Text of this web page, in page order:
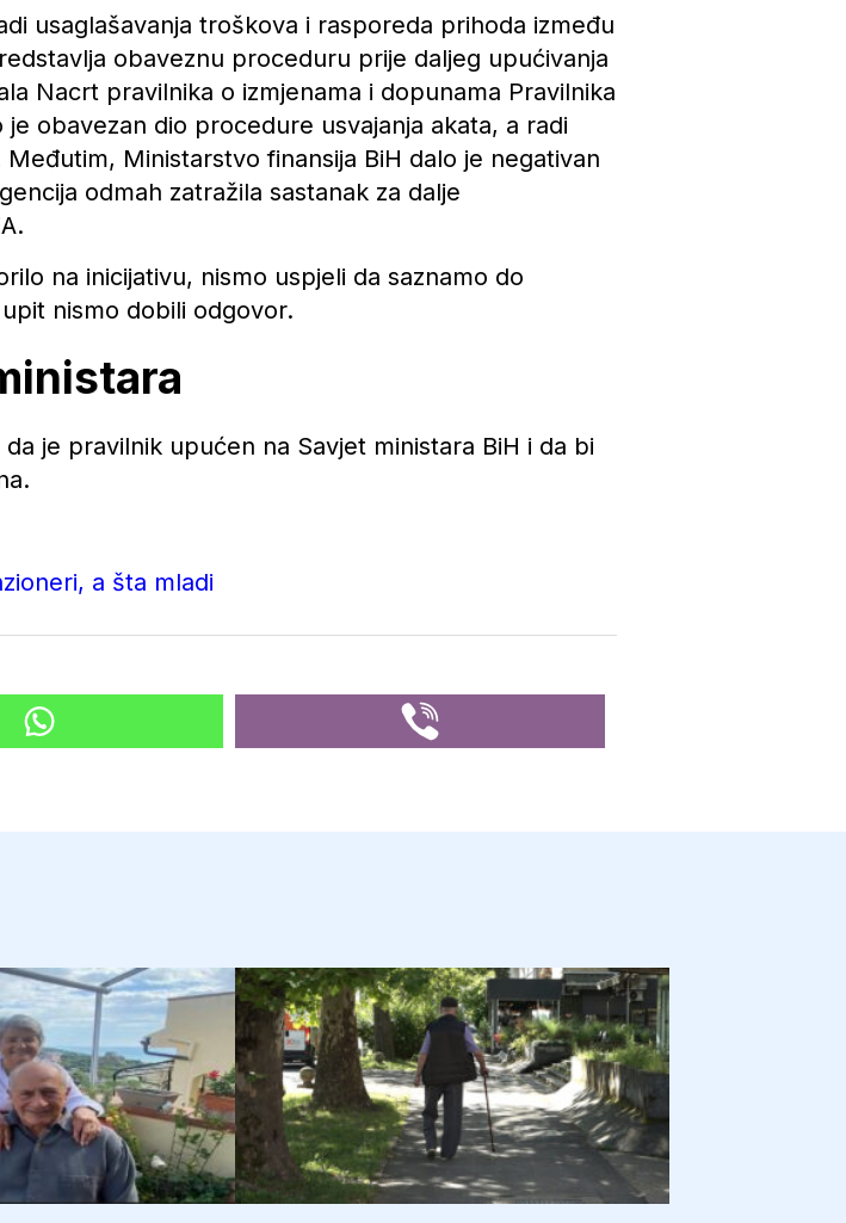
usaglašavanja troškova i rasporeda prihoda između
obaveznu proceduru prije daljeg upućivanja
Nacrt pravilnika o izmjenama i dopunama Pravilnika
obavezan dio procedure usvajanja akata, a radi
Ministarstvo finansija BiH dalo je negativan
odmah zatražila sastanak za dalje
na inicijativu, nismo uspjeli da saznamo do
nismo dobili odgovor.
je pravilnik upućen na Savjet ministara BiH i da bi
a šta mladi